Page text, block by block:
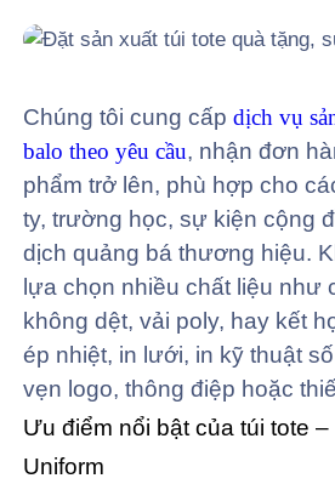
Chúng tôi cung cấpdịch vụ
balo theo yêu cầu, nhận đơn
phẩm trở lên, phù hợp cho
ty, trường học, sự kiện cộng
dịch quảng bá thương hiệu.
lựa chọn nhiều chất liệu như
không dệt, vải poly, hay kết
ép nhiệt, in lưới, in kỹ thuật
vẹn logo, thông điệp hoặc
Ưu điểm nổi bật của túi tote
Uniform